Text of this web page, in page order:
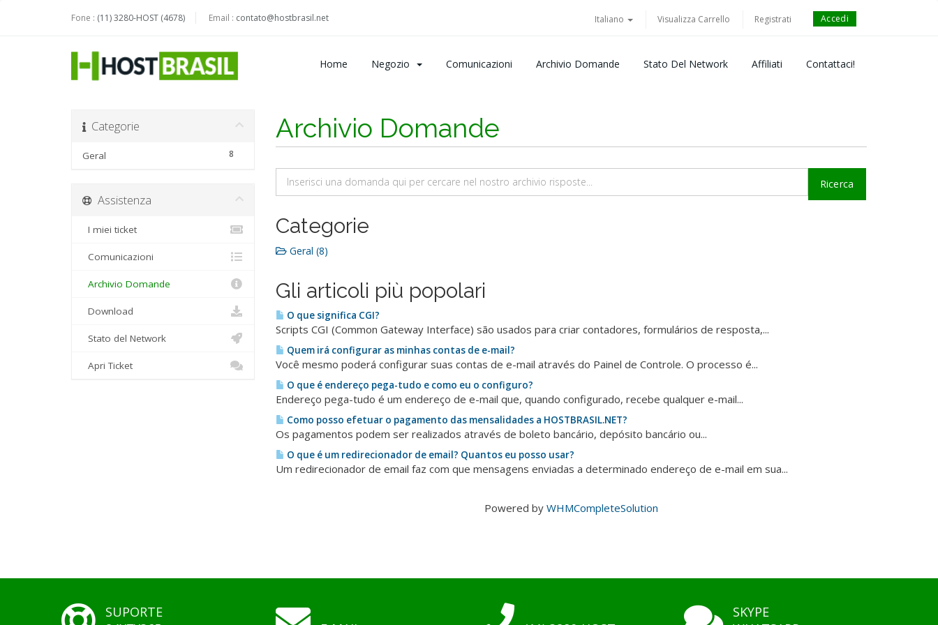
Fone : (11) 3280-HOST (4678) Email : contato@hostbrasil.net Italiano Visualizza Carrello Registrati Accedi
Home Negozio Comunicazioni Archivio Domande Stato Del Network Affiliati Contattaci!
Archivio Domande
Categorie
8
Geral
Categorie
Geral (8)
Gli articoli più popolari
O que significa CGI?
Scripts CGI (Common Gateway Interface) são usados para criar contadores, formulários de resposta,...
Quem irá configurar as minhas contas de e-mail?
Você mesmo poderá configurar suas contas de e-mail através do Painel de Controle. O processo é...
O que é endereço pega-tudo e como eu o configuro?
Endereço pega-tudo é um endereço de e-mail que, quando configurado, recebe qualquer e-mail...
Como posso efetuar o pagamento das mensalidades a HOSTBRASIL.NET?
Os pagamentos podem ser realizados através de boleto bancário, depósito bancário ou...
O que é um redirecionador de email? Quantos eu posso usar?
Um redirecionador de email faz com que mensagens enviadas a determinado endereço de e-mail em sua...
Powered by WHMCompleteSolution
Assistenza
I miei ticket
Comunicazioni
Archivio Domande
Download
Stato del Network
Apri Ticket
SUPORTE
SKYPE